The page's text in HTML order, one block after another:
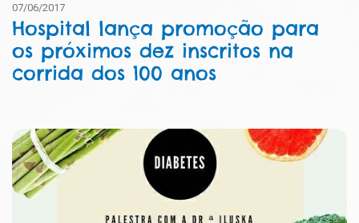
07/06/2017
Hospital lança promoção para
os próximos dez inscritos na
corrida dos 100 anos